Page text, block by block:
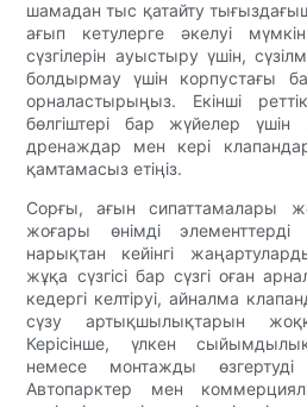
шамадан тыс қатайту
ағып кетулерге әкелуі
сүзгілерін ауыстыру үшін,
болдырмау үшін корпустағы
орналастырыңыз. Екінші
бөлгіштері бар жүйелер
дренаждар мен кері
қамтамасыз етіңіз.
Сорғы, ағын сипаттамалары
жоғары өнімді
нарықтан кейінгі
жұқа сүзгісі бар сүзгі оған
кедергі келтіруі, айналма
сүзу артықшылықтарын
Керісінше, үлкен
немесе монтажды
Автопарктер мен